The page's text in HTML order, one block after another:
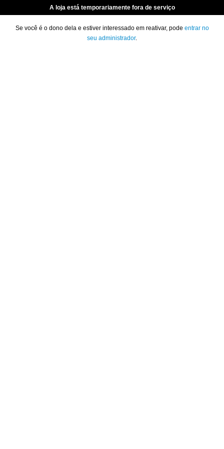
A loja está temporariamente fora de serviço
Se você é o dono dela e estiver interessado em reativar, pode entrar no
seu administrador.